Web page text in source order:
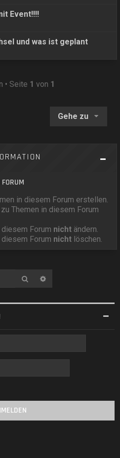
Event!!!!
und was ist geplant
• Seite 1 von 1
Gehe zu
in diesem Forum erstellen.
Themen in diesem Forum
Forum nicht ändern.
Forum nicht löschen.
Suche